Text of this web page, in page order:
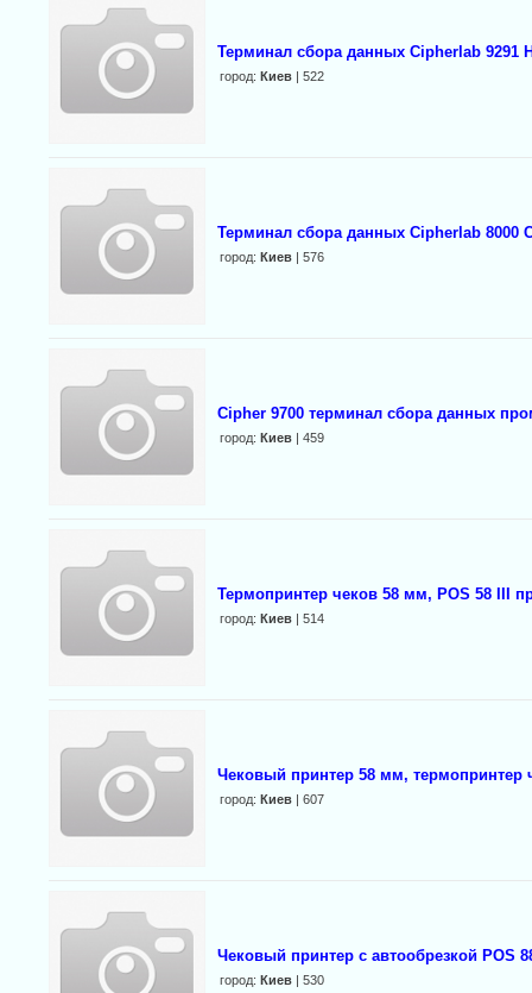
Терминал сбора данных Cipherlab 9291
город: Киев| 522
Терминал сбора данных Cipherlab 8000
город: Киев| 576
Cipher 9700 терминал сбора данных
город: Киев| 459
Термопринтер чеков 58 мм, POS 58 III
город: Киев| 514
Чековый принтер 58 мм, термопринтер
город: Киев| 607
Чековый принтер с автообрезкой POS
город: Киев| 530